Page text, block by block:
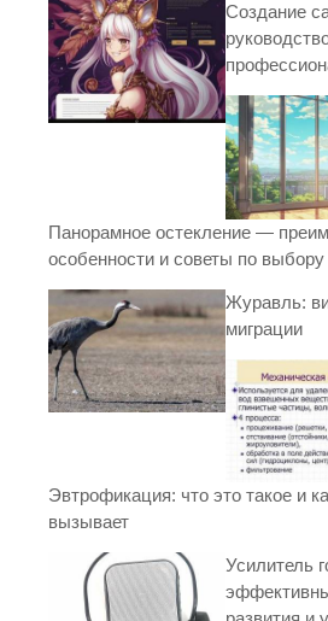
Создание
Панорамное остекление —
особенности и советы по выбору
Журавль:
миграции
Эвтрофикация: что это такое и
вызывает
Усилитель